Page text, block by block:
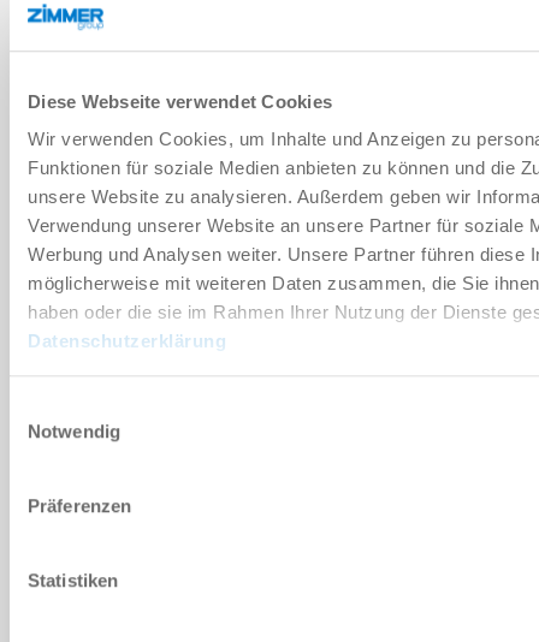
Diese Webseite verwendet Cookies
Wir verwenden Cookies, um Inhalte und Anzeigen zu
Funktionen für soziale Medien anbieten zu können und die
unsere Website zu analysieren. Außerdem geben wir
Verwendung unserer Website an unsere Partner für soziale
Werbung und Analysen weiter. Unsere Partner führen diese
möglicherweise mit weiteren Daten zusammen, die Sie
haben oder die sie im Rahmen Ihrer Nutzung der Dienste
Datenschutzerklärung
Notwendig
Präferenzen
Statistiken
개별화
장점 세부 정보
클린룸 적합성 인증서
다운로드